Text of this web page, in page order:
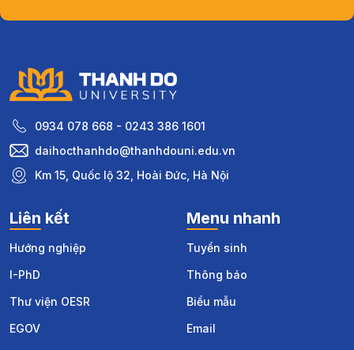
0934 078 668 - 0243 386 1601
daihocthanhdo@thanhdouni.edu.vn
Km 15, Quốc lộ 32, Hoài Đức, Hà Nội
Liên kết
Hướng nghiệp
I-PhD
Thư viện OESR
EGOV
Menu nhanh
Tuyển sinh
Thông báo
Biểu mẫu
Email